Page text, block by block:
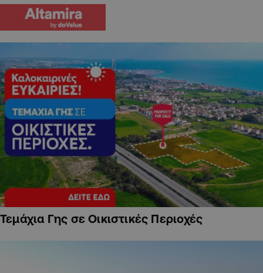
Τεμάχια Γης σε Οικιστικές Περιοχές